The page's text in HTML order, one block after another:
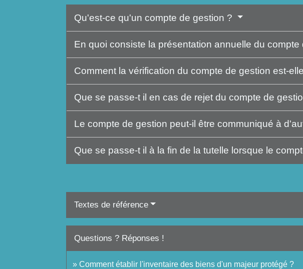
Qu'est-ce qu'un compte de gestion ?
En quoi consiste la présentation annuelle du compte
Comment la vérification du compte de gestion est-
Que se passe-t il en cas de rejet du compte de
Le compte de gestion peut-il être communiqué à
Que se passe-t il à la fin de la tutelle lorsque le
Textes de référence
Questions ? Réponses !
Comment établir l'inventaire des biens d'un majeur protégé ?